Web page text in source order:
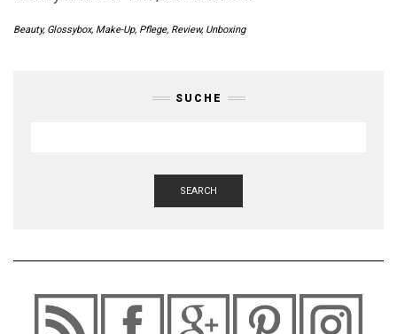
Beauty, Glossybox, Make-Up, Pflege, Review, Unboxing
SUCHE
SEARCH